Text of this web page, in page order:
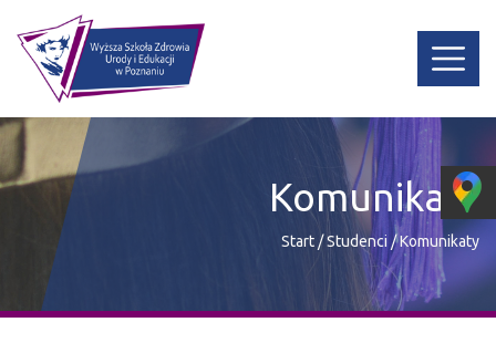
Komunikaty
Start/Studenci /Komunikaty